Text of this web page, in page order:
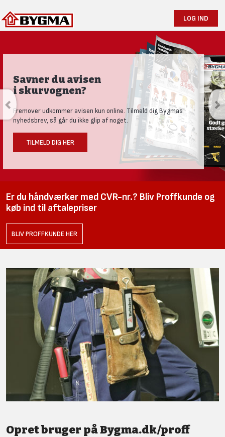
LOG IND
Savner du avisen
i skurvognen?
Fremover udkommer avisen kun online. Tilmeld dig Bygmas
nyhedsbrev, så går du ikke glip af noget.
TILMELD DIG HER
Er du håndværker med CVR-nr.? Bliv Proffkunde og
køb ind til aftalepriser
BLIV PROFFKUNDE HER
Opret bruger på Bygma.dk/proff